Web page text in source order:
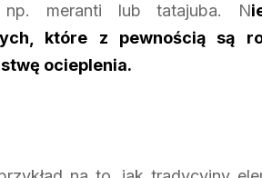
np. meranti lub tatajuba. N
które z pewnością są
ocieplenia.